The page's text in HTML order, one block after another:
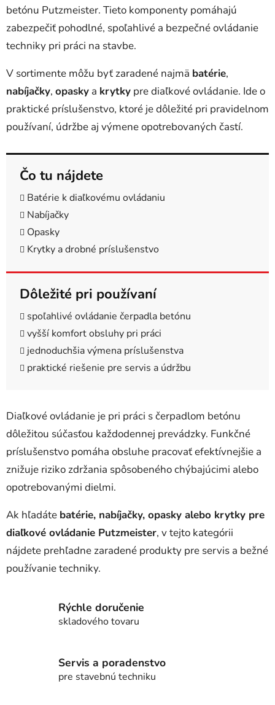
y
v
ý
s
u
betónu Putzmeister. Tieto komponenty pomáhajú
zabezpečiť pohodlné, spoľahlivé a bezpečné ovládanie
techniky pri práci na stavbe.
V sortimente môžu byť zaradené najmä batérie,
nabíjačky, opasky a krytky pre diaľkové ovládanie. Ide o
praktické príslušenstvo, ktoré je dôležité pri pravidelnom
používaní, údržbe aj výmene opotrebovaných častí.
Čo tu nájdete
Batérie k diaľkovému ovládaniu
Nabíjačky
Opasky
Krytky a drobné príslušenstvo
Dôležité pri používaní
spoľahlivé ovládanie čerpadla betónu
vyšší komfort obsluhy pri práci
jednoduchšia výmena príslušenstva
praktické riešenie pre servis a údržbu
Diaľkové ovládanie je pri práci s čerpadlom betónu
dôležitou súčasťou každodennej prevádzky. Funkčné
príslušenstvo pomáha obsluhe pracovať efektívnejšie a
znižuje riziko zdržania spôsobeného chýbajúcimi alebo
opotrebovanými dielmi.
Ak hľadáte batérie, nabíjačky, opasky alebo krytky pre
diaľkové ovládanie Putzmeister, v tejto kategórii
nájdete prehľadne zaradené produkty pre servis a bežné
používanie techniky.
Rýchle doručenie
skladového tovaru
Servis a poradenstvo
pre stavebnú techniku